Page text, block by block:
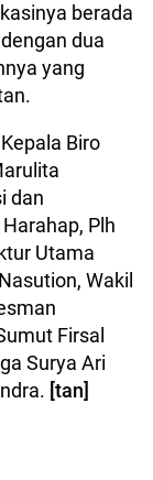
berada
dua
yang
Biro
dan
Plh
Utama
Wakil
Firsal
Surya Ari
[tan]